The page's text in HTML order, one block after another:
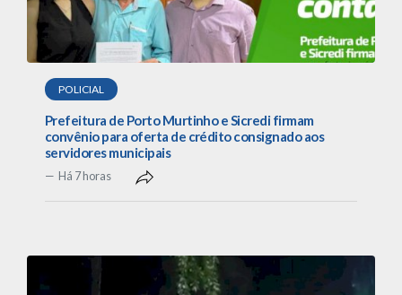
POLICIAL
Prefeitura de Porto Murtinho e Sicredi firmam
convênio para oferta de crédito consignado aos
servidores municipais
Há 7 horas